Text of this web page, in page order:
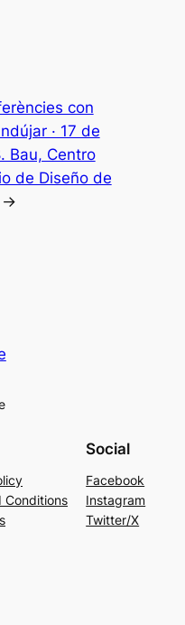
con
· 17 de
Bau, Centro
de Diseño de
→
Conditions
Social
Facebook
Instagram
Twitter/X